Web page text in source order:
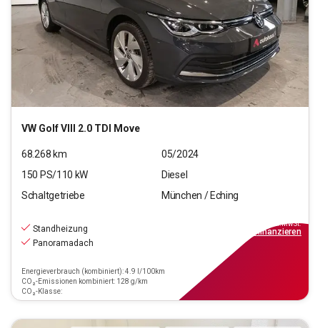
VW Golf VIII 2.0 TDI Move
68.268 km
05/2024
150 PS/110 kW
Diesel
Schaltgetriebe
München / Eching
Standheizung
Panoramadach
Energieverbrauch (kombiniert): 4.9 l/100km
CO₂-Emissionen kombiniert: 128 g/km
CO₂-Klasse:
inkl.MwSt.
finanzieren